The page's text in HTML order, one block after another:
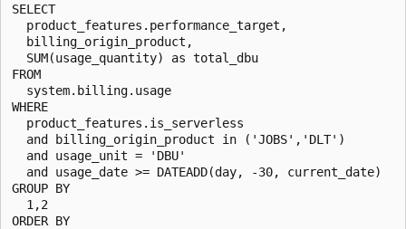
SELECT
  product_features.performance_target,
  billing_origin_product,
  SUM(usage_quantity) as total_dbu
FROM
  system.billing.usage
WHERE
  product_features.is_serverless
  and billing_origin_product in ('JOBS','DLT')
  and usage_unit = 'DBU'
  and usage_date >= DATEADD(day, -30, current_date)
GROUP BY
  1,2
ORDER BY